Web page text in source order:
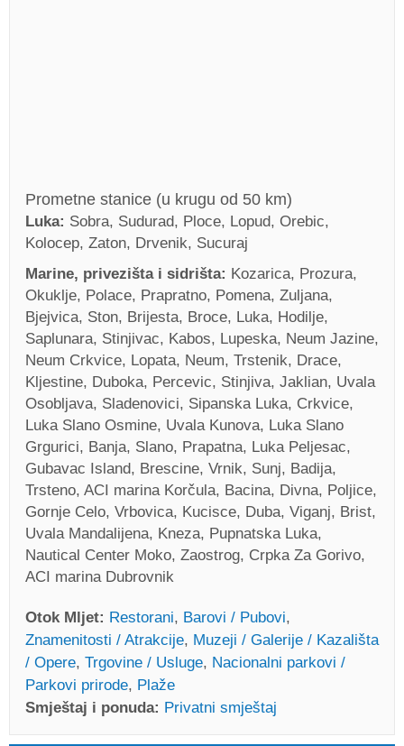
Prometne stanice (u krugu od 50 km)
Luka: Sobra, Sudurad, Ploce, Lopud, Orebic,
Kolocep, Zaton, Drvenik, Sucuraj
Marine, privezišta i sidrišta: Kozarica, Prozura,
Okuklje, Polace, Prapratno, Pomena, Zuljana,
Bjejvica, Ston, Brijesta, Broce, Luka, Hodilje,
Saplunara, Stinjivac, Kabos, Lupeska, Neum Jazine,
Neum Crkvice, Lopata, Neum, Trstenik, Drace,
Kljestine, Duboka, Percevic, Stinjiva, Jaklian, Uvala
Osobljava, Sladenovici, Sipanska Luka, Crkvice,
Luka Slano Osmine, Uvala Kunova, Luka Slano
Grgurici, Banja, Slano, Prapatna, Luka Peljesac,
Gubavac Island, Brescine, Vrnik, Sunj, Badija,
Trsteno, ACI marina Korčula, Bacina, Divna, Poljice,
Gornje Celo, Vrbovica, Kucisce, Duba, Viganj, Brist,
Uvala Mandalijena, Kneza, Pupnatska Luka,
Nautical Center Moko, Zaostrog, Crpka Za Gorivo,
ACI marina Dubrovnik
Otok Mljet: Restorani, Barovi / Pubovi,
Znamenitosti / Atrakcije, Muzeji / Galerije / Kazališta
/ Opere, Trgovine / Usluge, Nacionalni parkovi /
Parkovi prirode, Plaže
Smještaj i ponuda: Privatni smještaj